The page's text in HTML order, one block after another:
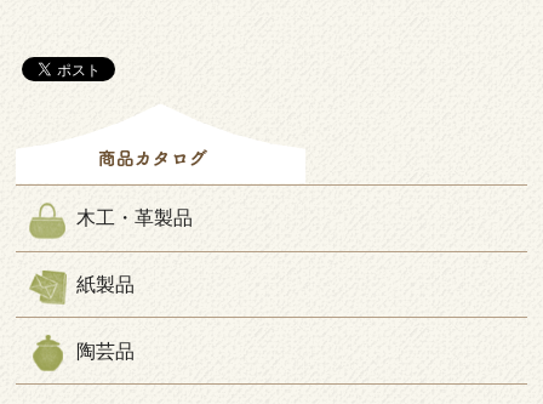
木工・革製品
紙製品
陶芸品